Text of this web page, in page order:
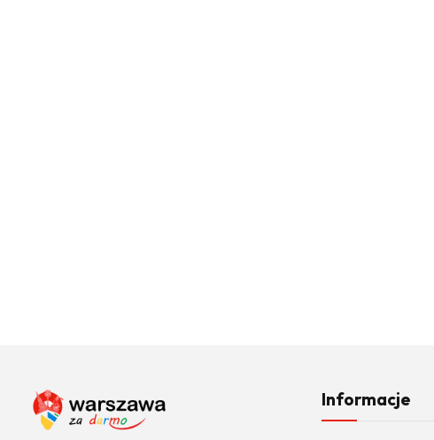
Informacje